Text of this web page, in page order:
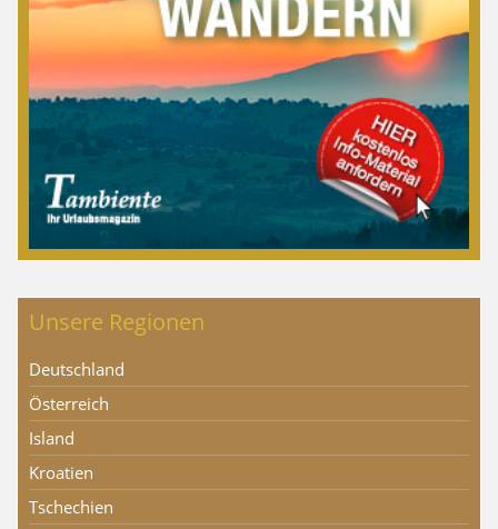
Unsere Regionen
Deutschland
Österreich
Island
Kroatien
Tschechien